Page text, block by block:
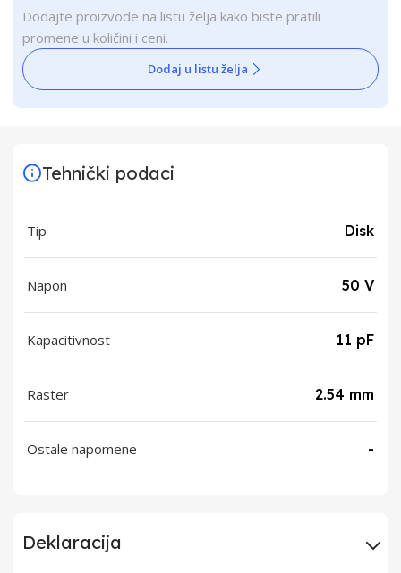
Dodajte proizvode na listu želja kako biste pratili
promene u količini i ceni.
Dodaj u listu želja
Tehnički podaci
Tip Disk
Napon 50 V
Kapacitivnost 11 pF
Raster 2.54 mm
Ostale napomene -
Deklaracija